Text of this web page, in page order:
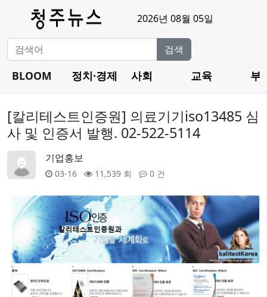
2026년 08월 05일
검색
BLOOM 정치·경제 사회 교육 부
[칼리테스트인증원] 의료기기iso13485 심
사 및 인증서 발행. 02-522-5114
기업홍보
03-16 11,539 회 0 건